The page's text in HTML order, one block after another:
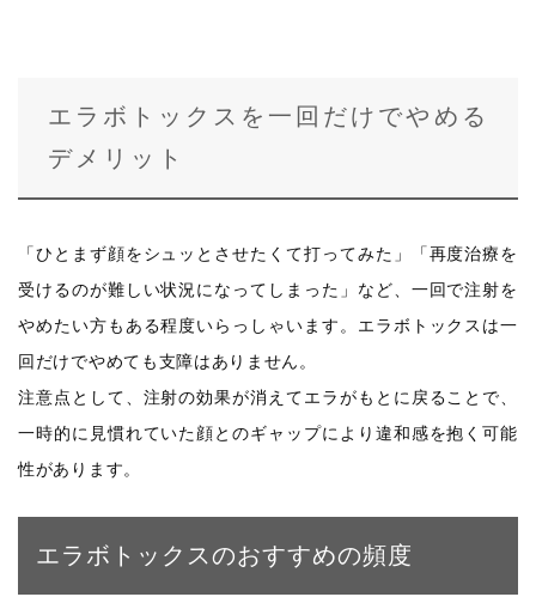
エラボトックスを一回だけでやめる
デメリット
「ひとまず顔をシュッとさせたくて打ってみた」「再度治療を
受けるのが難しい状況になってしまった」など、一回で注射を
やめたい方もある程度いらっしゃいます。エラボトックスは一
回だけでやめても支障はありません。
注意点として、注射の効果が消えてエラがもとに戻ることで、
一時的に見慣れていた顔とのギャップにより違和感を抱く可能
性があります。
エラボトックスのおすすめの頻度